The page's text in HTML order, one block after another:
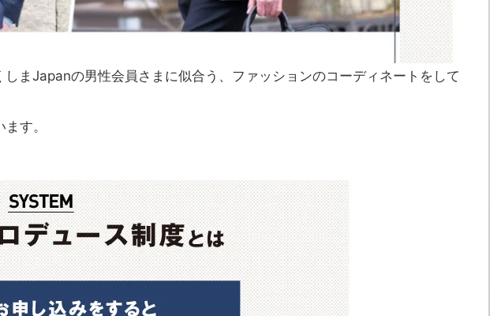
まJapanの男性会員さまに似合う、ファッションのコーディネートをして
す。